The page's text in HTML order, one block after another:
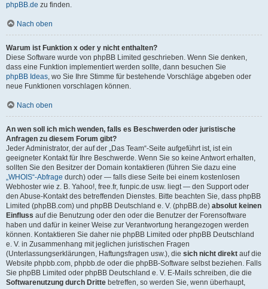
phpBB.de zu finden.
Nach oben
Warum ist Funktion x oder y nicht enthalten?
Diese Software wurde von phpBB Limited geschrieben. Wenn Sie denken,
dass eine Funktion implementiert werden sollte, dann besuchen Sie
phpBB Ideas, wo Sie Ihre Stimme für bestehende Vorschläge abgeben oder
neue Funktionen vorschlagen können.
Nach oben
An wen soll ich mich wenden, falls es Beschwerden oder juristische
Anfragen zu diesem Forum gibt?
Jeder Administrator, der auf der „Das Team“-Seite aufgeführt ist, ist ein
geeigneter Kontakt für Ihre Beschwerde. Wenn Sie so keine Antwort erhalten,
sollten Sie den Besitzer der Domain kontaktieren (führen Sie dazu eine
„WHOIS“-Abfrage durch) oder — falls diese Seite bei einem kostenlosen
Webhoster wie z. B. Yahoo!, free.fr, funpic.de usw. liegt — den Support oder
den Abuse-Kontakt des betreffenden Dienstes. Bitte beachten Sie, dass phpBB
Limited (phpBB.com) und phpBB Deutschland e. V. (phpBB.de) absolut keinen
Einfluss auf die Benutzung oder den oder die Benutzer der Forensoftware
haben und dafür in keiner Weise zur Verantwortung herangezogen werden
können. Kontaktieren Sie daher nie phpBB Limited oder phpBB Deutschland
e. V. in Zusammenhang mit jeglichen juristischen Fragen
(Unterlassungserklärungen, Haftungsfragen usw.), die sich nicht direkt auf die
Website phpbb.com, phpbb.de oder die phpBB-Software selbst beziehen. Falls
Sie phpBB Limited oder phpBB Deutschland e. V. E-Mails schreiben, die die
Softwarenutzung durch Dritte betreffen, so werden Sie, wenn überhaupt,